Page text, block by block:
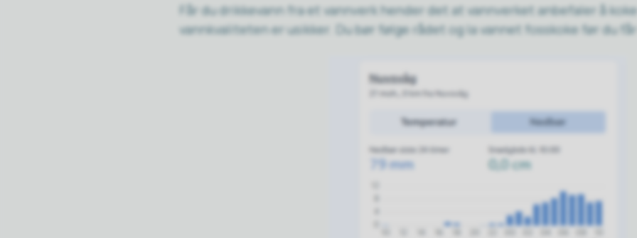
Får du drikkevann fra et vannverk hender det at vannverket anbefaler å
vannkvaliteten er usikker. Du bør følge rådet og la vannet fosskoke før du